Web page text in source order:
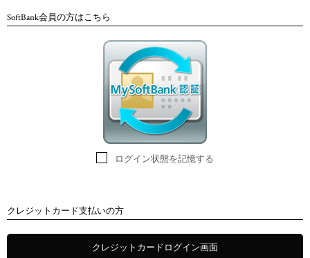
SoftBank会員の方はこちら
ログイン状態を記憶する
クレジットカード支払いの方
クレジットカードログイン画面